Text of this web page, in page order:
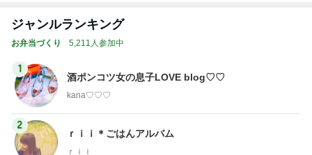
ジャンルランキング
お弁当づくり 5,211人参加中
1
酒ポンコツ女の息子LOVE blog♡♡
kana♡♡♡
2
ｒｉｉ＊ごはんアルバム
ｒｉｉ